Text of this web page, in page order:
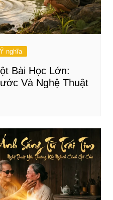
nghĩa
Bài Học Lớn:
Và Nghệ Thuật